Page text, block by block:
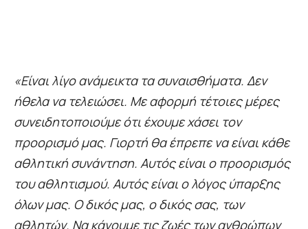
«Είναι λίγο ανάμεικτα τα συναισθήματα. Δεν
ήθελα να τελειώσει. Με αφορμή τέτοιες μέρες
συνειδητοποιούμε ότι έχουμε χάσει τον
προορισμό μας. Γιορτή θα έπρεπε να είναι κάθε
αθλητική συνάντηση. Αυτός είναι ο προορισμός
του αθλητισμού. Αυτός είναι ο λόγος ύπαρξης
όλων μας. Ο δικός μας, ο δικός σας, των
αθλητών. Να κάνουμε τις ζωές των ανθρώπων